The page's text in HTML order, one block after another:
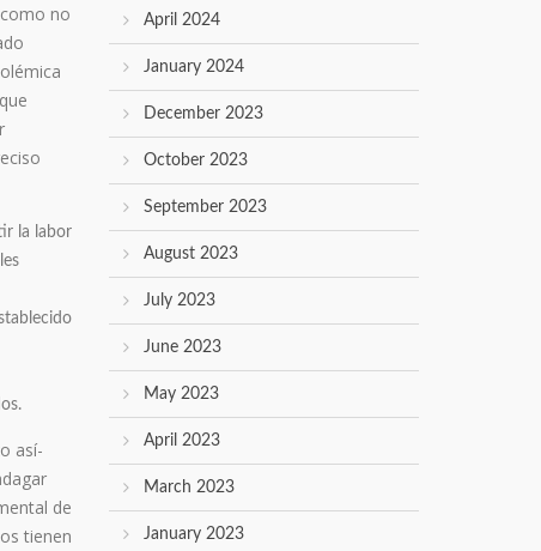
no
la labor
así­
de
tienen
April 2024
January 2024
December 2023
October 2023
September 2023
August 2023
July 2023
June 2023
May 2023
April 2023
March 2023
January 2023